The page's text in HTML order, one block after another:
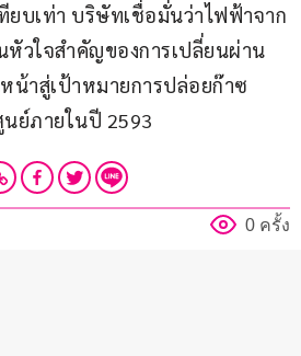
ยบเท่า บริษัทเชื่อมั่นว่าไฟฟ้าจาก
หัวใจสำคัญของการเปลี่ยนผ่าน
น้าสู่เป้าหมายการปล่อยก๊าซ
ย์ภายในปี 2593
0 ครั้ง